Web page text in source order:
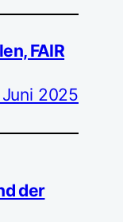
FAIR
Juni 2025
der